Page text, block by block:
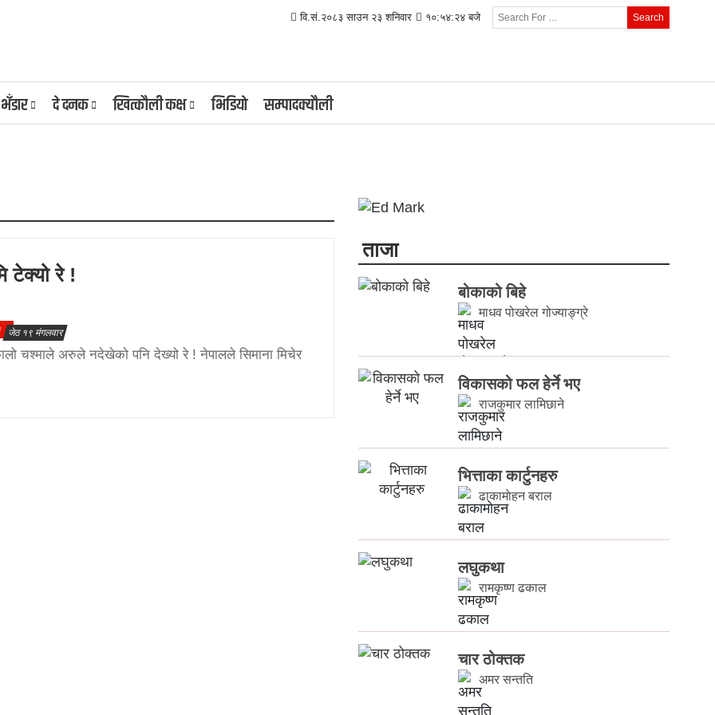
Search
वि.सं.२०८३ साउन २३ शनिवार १०:५४:२५ बजे
दे दनक खित्कौली कक्ष भिडियाे सम्पादक्यौली
टेक्यो रे !
जेठ १९ मंगलवार
चश्माले अरुले नदेखेको पनि देख्यो रे ! नेपालले सिमाना मिचेर
ताजा
बोकाको बिहे
माधव पोखरेल गोज्याङ्ग्रे
विकासको फल हेर्ने भए
राजकुमार लामिछाने
भित्ताका कार्टुनहरु
ढाकामाेहन बराल
लघुकथा
रामकृष्ण ढकाल
चार ठोक्तक
अमर सन्तति